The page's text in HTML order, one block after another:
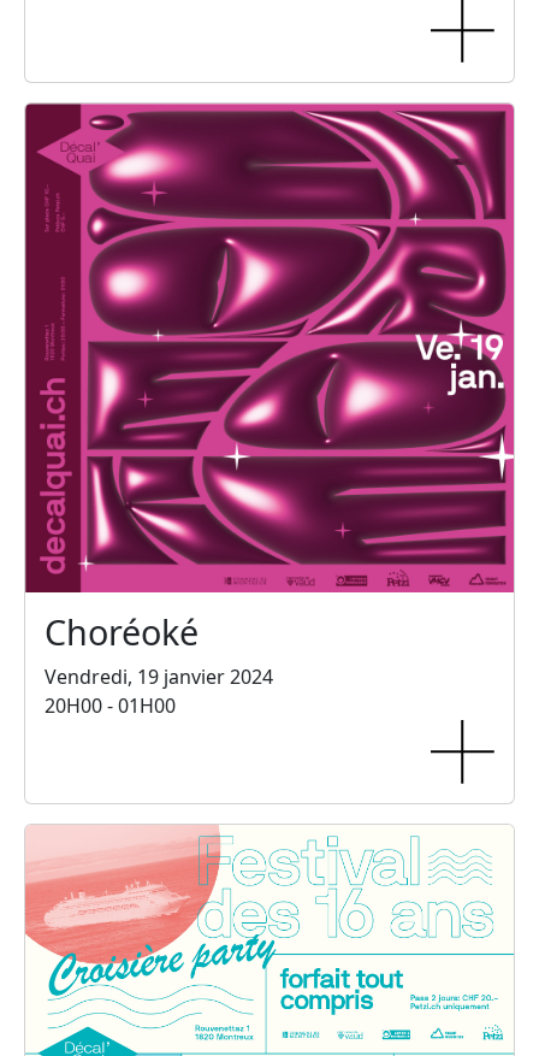
Choréoké
Vendredi, 19 janvier 2024
20H00 - 01H00